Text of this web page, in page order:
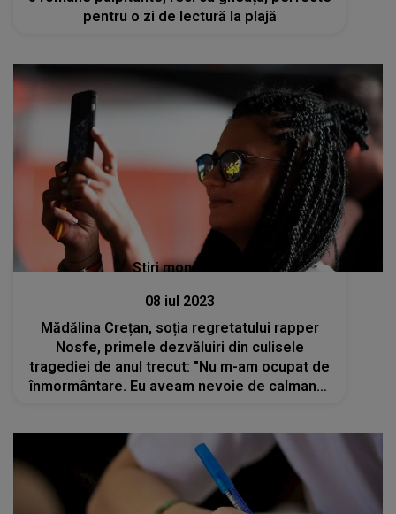
pentru o zi de lectură la plajă
Stiri mondene
08 iul 2023
Mădălina Crețan, soția regretatului rapper
Nosfe, primele dezvăluiri din culisele
tragediei de anul trecut: "Nu m-am ocupat de
înmormântare. Eu aveam nevoie de calmante